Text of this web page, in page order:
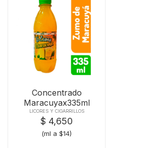
Concentrado
Maracuyax335ml
LICORES Y CIGARRILLOS
$ 4,650
(ml a $14)